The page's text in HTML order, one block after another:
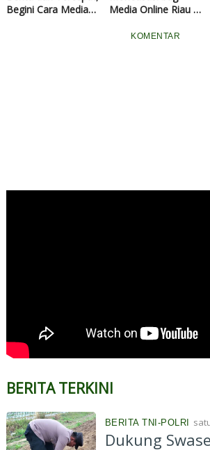
Begini Cara Media
Media Online Riau di
KOMENTAR
BERITA TERKINI
BERITA TNI-POLRI
Dukung